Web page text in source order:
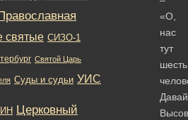
«О,
нас
тут
шесть
святые СИЗО-1
Святой Царь
Суды и судьи УИС
Церковный